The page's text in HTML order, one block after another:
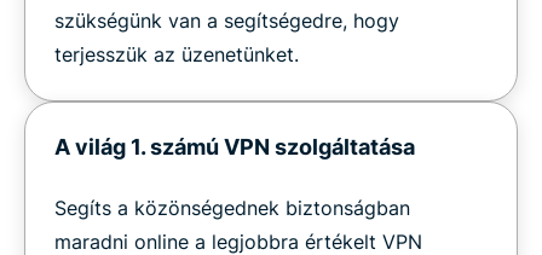
szükségünk van a segítségedre, hogy
terjesszük az üzenetünket.
A világ 1. számú VPN szolgáltatása
Segíts a közönségednek biztonságban
maradni online a legjobbra értékelt VPN